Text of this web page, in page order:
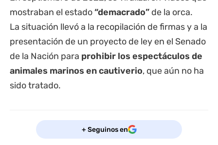
mostraban el estado“demacrado” de la orca.
La situación llevó a la recopilación de firmas y a la
presentación de un proyecto de ley en el Senado
de la Nación para prohibir los espectáculos de
animales marinos en cautiverio, que aún no ha
sido tratado.
+ Seguinos en